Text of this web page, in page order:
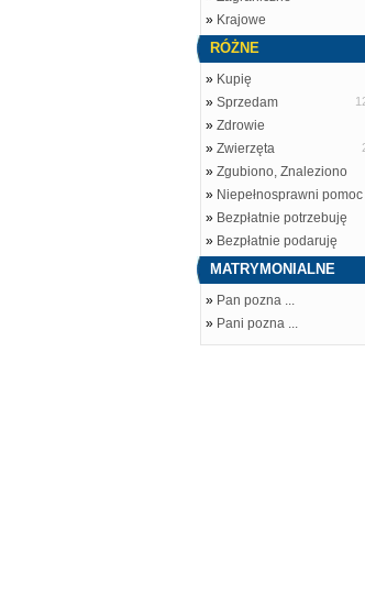
» Krajowe
RÓŻNE
» Kupię
» Sprzedam
» Zdrowie
» Zwierzęta
» Zgubiono, Znaleziono
» Niepełnosprawni pomoc
» Bezpłatnie potrzebuję
» Bezpłatnie podaruję
MATRYMONIALNE
» Pan pozna ...
» Pani pozna ...